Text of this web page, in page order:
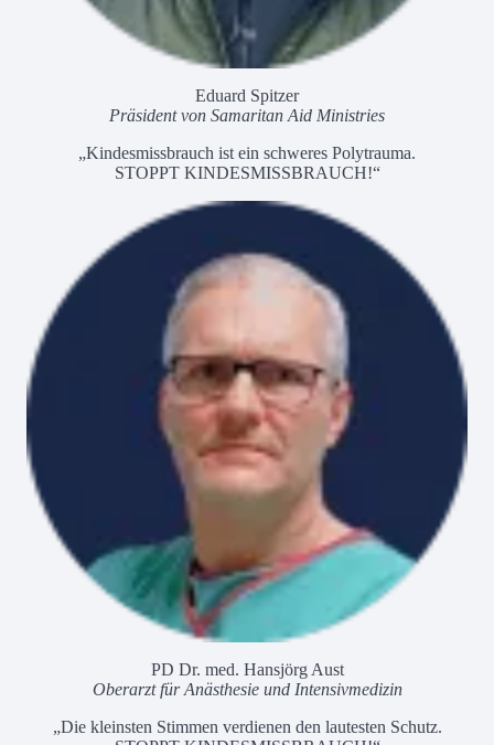
Eduard Spitzer
Präsident von Samaritan Aid Ministries
„Kindesmissbrauch ist ein schweres Polytrauma.
STOPPT KINDESMISSBRAUCH!“
PD Dr. med. Hansjörg Aust
Oberarzt für Anästhesie und Intensivmedizin
„Die kleinsten Stimmen verdienen den lautesten Schutz.